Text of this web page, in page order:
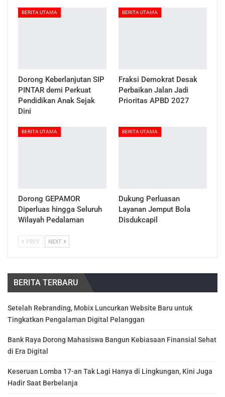
BERITA UTAMA
Dorong Keberlanjutan SIP
PINTAR demi Perkuat
Pendidikan Anak Sejak
Dini
BERITA UTAMA
Fraksi Demokrat Desak
Perbaikan Jalan Jadi
Prioritas APBD 2027
BERITA UTAMA
Dorong GEPAMOR
Diperluas hingga Seluruh
Wilayah Pedalaman
BERITA UTAMA
Dukung Perluasan
Layanan Jemput Bola
Disdukcapil
PREV NEXT
BERITA TERBARU
Setelah Rebranding, Mobix Luncurkan Website Baru untuk
Tingkatkan Pengalaman Digital Pelanggan
Bank Raya Dorong Mahasiswa Bangun Kebiasaan Finansial Sehat
di Era Digital
Keseruan Lomba 17-an Tak Lagi Hanya di Lingkungan, Kini Juga
Hadir Saat Berbelanja